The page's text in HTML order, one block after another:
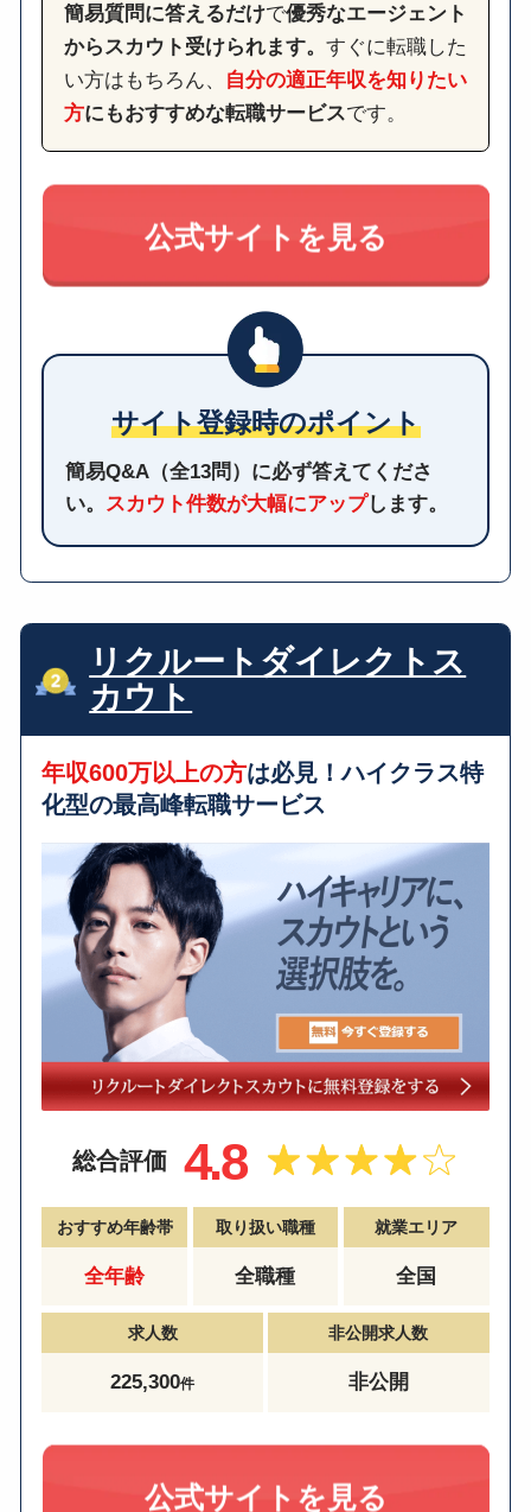
簡易質問に答えるだけで優秀なエージェント
からスカウト受けられます。 すぐに転職した
い方はもちろん、
自分の適正年収を知りたい
方にもおすすめな転職サービスです。
公式サイトを見る
サイト登録時のポイント
簡易Q&A（全13問）に必ず答えてくださ
い。
スカウト件数が大幅にアップします。
リクルートダイレクトス
カウト
年収600万以上の方は必見！ハイクラス特
化型の最高峰転職サービス
総合評価 4.8
おすすめ年齢帯
全年齢
取り扱い職種
全職種
就業エリア
全国
求人数
225,300件
非公開求人数
非公開
公式サイトを見る